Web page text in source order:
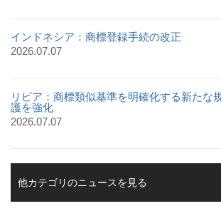
インドネシア：商標登録手続の改正
2026.07.07
リビア：商標類似基準を明確化する新たな
護を強化
2026.07.07
他カテゴリのニュースを見る